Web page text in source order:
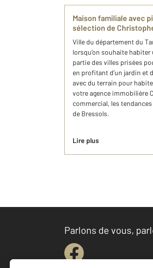
Maison familiale avec
sélection de
Ville du département du
lorsqu’on souhaite
partie des villes prisées
en profitant d’un jardin et
avec du terrain pour
votre agence immobilière
commercial, les
de Bressols.
Lire plus
Parlons de vous,